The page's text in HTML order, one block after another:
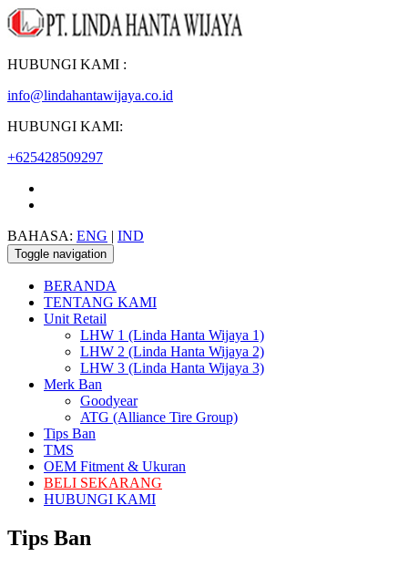
HUBUNGI KAMI :
info@lindahantawijaya.co.id
HUBUNGI KAMI:
+625428509297
BAHASA: ENG | IND
Toggle navigation
BERANDA
TENTANG KAMI
Unit Retail
LHW 1 (Linda Hanta Wijaya 1)
LHW 2 (Linda Hanta Wijaya 2)
LHW 3 (Linda Hanta Wijaya 3)
Merk Ban
Goodyear
ATG (Alliance Tire Group)
Tips Ban
TMS
OEM Fitment & Ukuran
BELI SEKARANG
HUBUNGI KAMI
Tips Ban